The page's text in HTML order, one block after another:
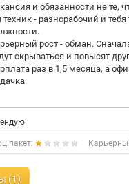
и обязанности не те,
техник - разнорабочий и
рост - обман.
скрываться и повысят
раз в 1,5 месяца, а
(1)